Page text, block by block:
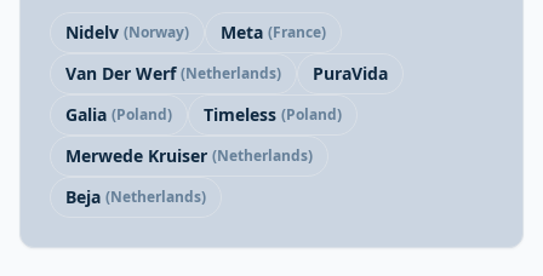
Nidelv (Norway) Meta (France)
Van Der Werf (Netherlands)
PuraVida
Galia (Poland) Timeless (Poland)
Merwede Kruiser (Netherlands)
Beja (Netherlands)